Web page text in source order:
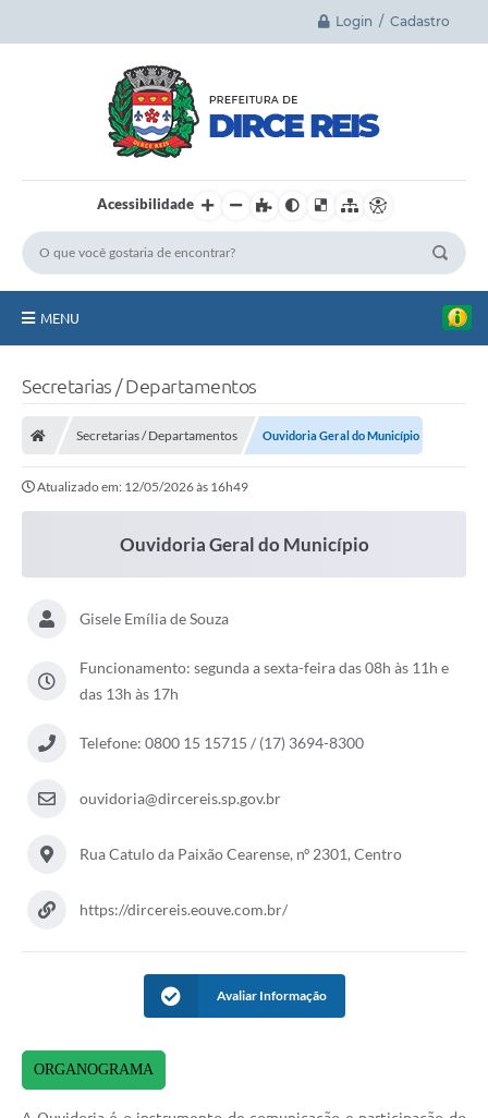
Login / Cadastro
Acessibilidade
MENU
A Prefeitura
Transparência
Diário Oficial
E-Sic
Contratos
Turismo
Obras
Secretarias / Departamentos
Secretarias / Departamentos Ouvidoria Geral do Município
Atualizado em: 12/05/2026 às 16h49
Ouvidoria Geral do Município
Gisele Emília de Souza
Funcionamento: segunda a sexta-feira das 08h às 11h e
das 13h às 17h
Telefone: 0800 15 15715 / (17) 3694-8300
ouvidoria@dircereis.sp.gov.br
Rua Catulo da Paixão Cearense, nº 2301, Centro
https://dircereis.eouve.com.br/
Avaliar Informação
ORGANOGRAMA